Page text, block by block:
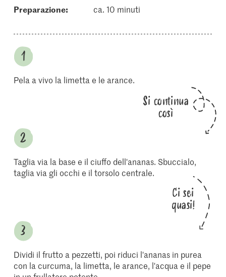
Preparazione: ca. 10 minuti
Pela a vivo la limetta e le arance.
Si continua
così
Taglia via la base e il ciuffo dell'ananas. Sbuccialo,
taglia via gli occhi e il torsolo centrale.
Ci sei
quasi!
Dividi il frutto a pezzetti, poi riduci l'ananas in purea
con la curcuma, la limetta, le arance, l'acqua e il pepe